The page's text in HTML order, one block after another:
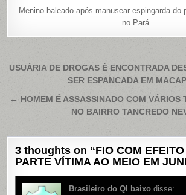
Menino baleado após manusear espingarda do
no Pará
Navegação
Post
USUÁRIA DE DROGAS É ENCONTRADA
SER ESPANCADA EM
← HOMEM É ASSASSINADO COM VÁRIOS
NO BAIRRO TANCREDO
3 thoughts on “FIO COM EFEITO
PARTE VÍTIMA AO MEIO EM
Brasileiro do QI baixo disse: